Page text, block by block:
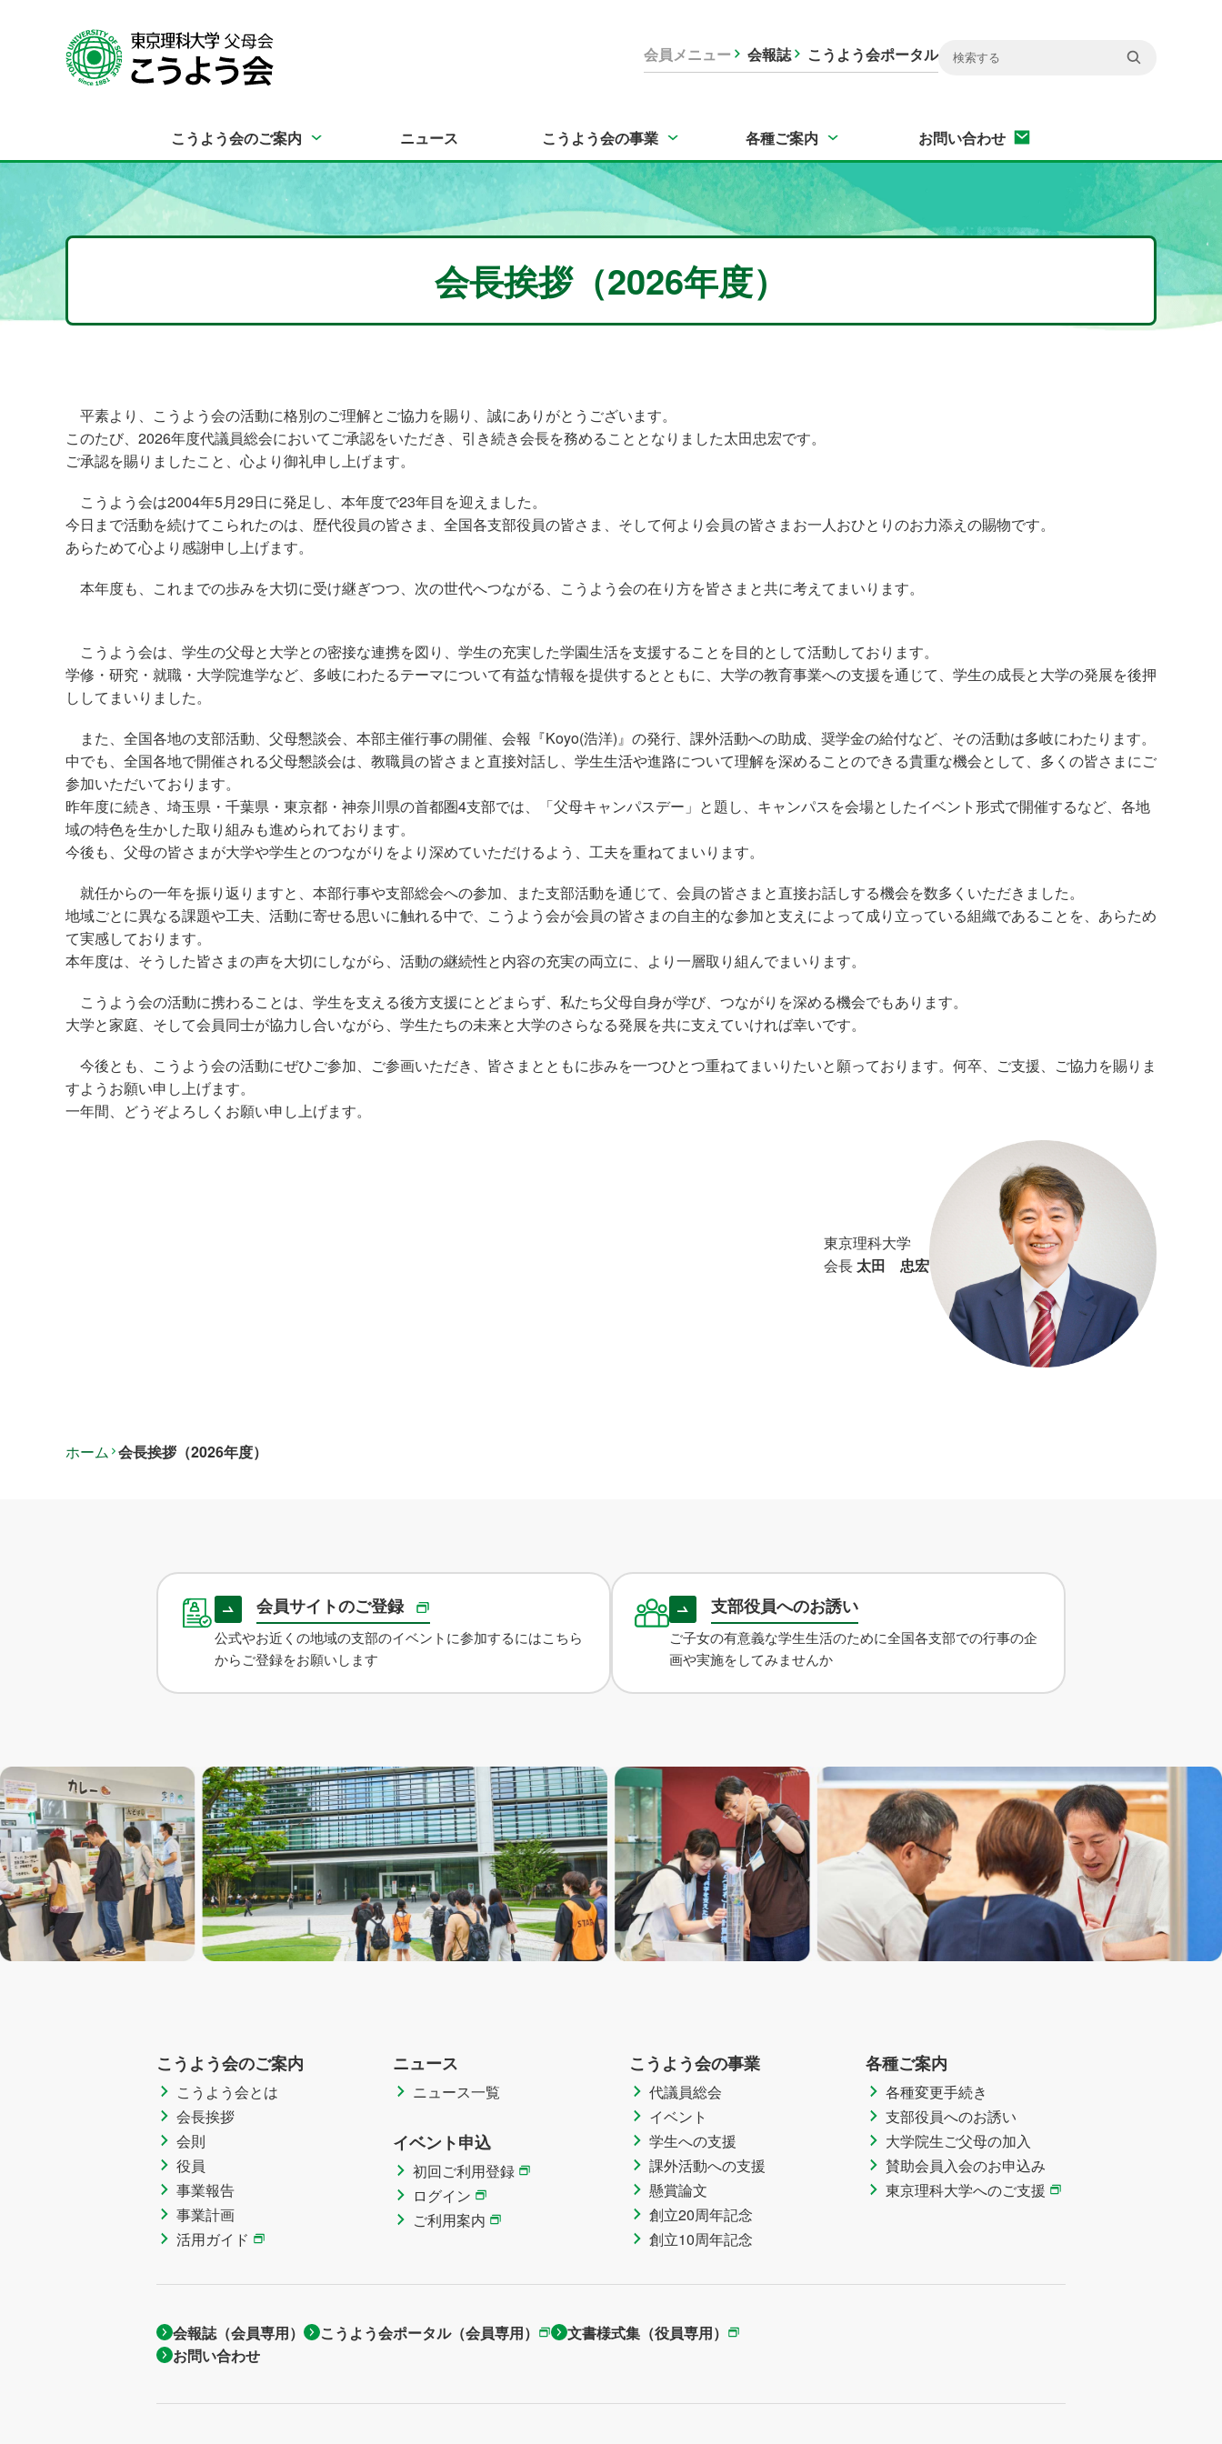
会員メニュー 会報誌 こうよう会ポータル
こうよう会のご案内 ニュース こうよう会の事業 各種ご案内 お問い合わせ
会長挨拶（2026年度）
平素より、こうよう会の活動に格別のご理解とご協力を賜り、誠にありがとうございます。
このたび、2026年度代議員総会においてご承認をいただき、引き続き会長を務めることとなりました太田忠宏です。
ご承認を賜りましたこと、心より御礼申し上げます。
こうよう会は2004年5月29日に発足し、本年度で23年目を迎えました。
今日まで活動を続けてこられたのは、歴代役員の皆さま、全国各支部役員の皆さま、そして何より会員の皆さまお一人おひとりのお力添えの賜物です。
あらためて心より感謝申し上げます。
本年度も、これまでの歩みを大切に受け継ぎつつ、次の世代へつながる、こうよう会の在り方を皆さまと共に考えてまいります。
こうよう会は、学生の父母と大学との密接な連携を図り、学生の充実した学園生活を支援することを目的として活動しております。
学修・研究・就職・大学院進学など、多岐にわたるテーマについて有益な情報を提供するとともに、大学の教育事業への支援を通じて、学生の成長と大学の発展を後押
ししてまいりました。
また、全国各地の支部活動、父母懇談会、本部主催行事の開催、会報『Koyo(浩洋)』の発行、課外活動への助成、奨学金の給付など、その活動は多岐にわたります。
中でも、全国各地で開催される父母懇談会は、教職員の皆さまと直接対話し、学生生活や進路について理解を深めることのできる貴重な機会として、多くの皆さまにご
参加いただいております。
昨年度に続き、埼玉県・千葉県・東京都・神奈川県の首都圏4支部では、「父母キャンパスデー」と題し、キャンパスを会場としたイベント形式で開催するなど、各地
域の特色を生かした取り組みも進められております。
今後も、父母の皆さまが大学や学生とのつながりをより深めていただけるよう、工夫を重ねてまいります。
就任からの一年を振り返りますと、本部行事や支部総会への参加、また支部活動を通じて、会員の皆さまと直接お話しする機会を数多くいただきました。
地域ごとに異なる課題や工夫、活動に寄せる思いに触れる中で、こうよう会が会員の皆さまの自主的な参加と支えによって成り立っている組織であることを、あらため
て実感しております。
本年度は、そうした皆さまの声を大切にしながら、活動の継続性と内容の充実の両立に、より一層取り組んでまいります。
こうよう会の活動に携わることは、学生を支える後方支援にとどまらず、私たち父母自身が学び、つながりを深める機会でもあります。
大学と家庭、そして会員同士が協力し合いながら、学生たちの未来と大学のさらなる発展を共に支えていければ幸いです。
今後とも、こうよう会の活動にぜひご参加、ご参画いただき、皆さまとともに歩みを一つひとつ重ねてまいりたいと願っております。何卒、ご支援、ご協力を賜りま
すようお願い申し上げます。
一年間、どうぞよろしくお願い申し上げます。
東京理科大学
会長 太田 忠宏
ホーム 会長挨拶（2026年度）
会員サイトのご登録
公式やお近くの地域の支部のイベントに参加するにはこちら
からご登録をお願いします
支部役員へのお誘い
ご子女の有意義な学生生活のために全国各支部での行事の企
画や実施をしてみませんか
こうよう会のご案内
こうよう会とは
会長挨拶
会則
役員
事業報告
事業計画
活用ガイド
ニュース
ニュース一覧
イベント申込
初回ご利用登録
ログイン
ご利用案内
こうよう会の事業
代議員総会
イベント
学生への支援
課外活動への支援
懸賞論文
創立20周年記念
創立10周年記念
各種ご案内
各種変更手続き
支部役員へのお誘い
大学院生ご父母の加入
賛助会員入会のお申込み
東京理科大学へのご支援
会報誌（会員専用） こうよう会ポータル（会員専用）
文書様式集（役員専用）
お問い合わせ